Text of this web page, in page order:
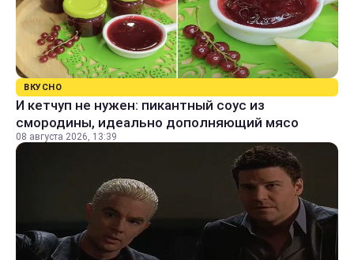
ВКУСНО
И кетчуп не нужен: пикантный соус из
смородины, идеально дополняющий мясо
08 августа 2026, 13:39